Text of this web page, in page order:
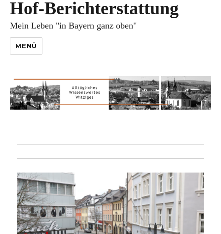
Hof-Berichterstattung
Mein Leben "in Bayern ganz oben"
MENÜ